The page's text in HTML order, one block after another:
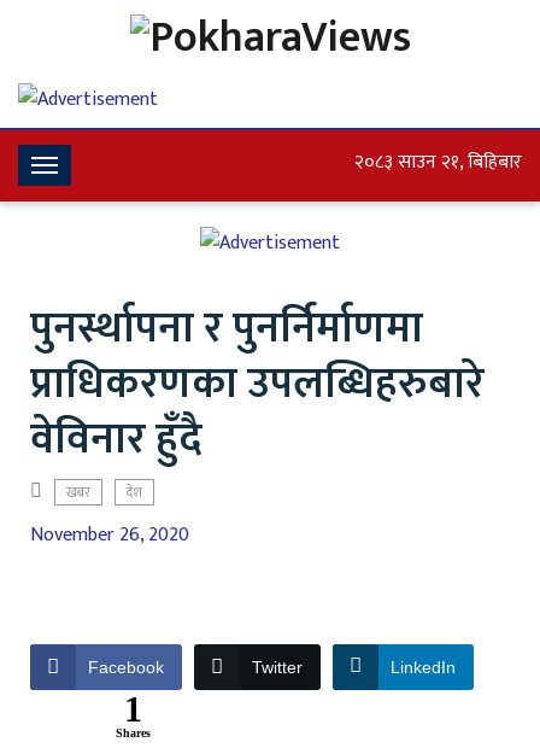
Toggle
Navigation
२०८३ साउन २१, बिहिबार
पुनर्स्थापना र पुनर्निर्माणमा
प्राधिकरणका उपलब्धिहरुबारे
वेविनार हुँदै
खबर देश
November 26, 2020
Facebook Twitter LinkedIn
1
Shares